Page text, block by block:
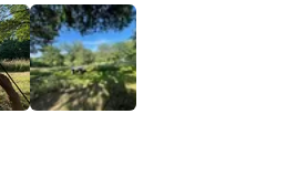
allestito con grande cura!